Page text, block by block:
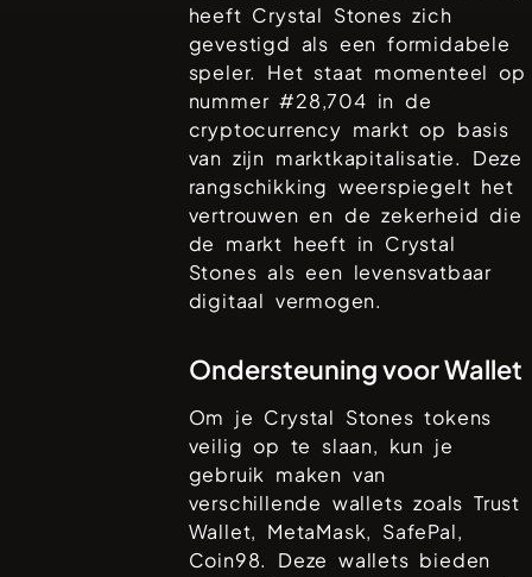
heeft Crystal Stones zich
gevestigd als een formidabele
speler. Het staat momenteel op
nummer #28,704 in de
cryptocurrency markt op basis
van zijn marktkapitalisatie. Deze
rangschikking weerspiegelt het
vertrouwen en de zekerheid die
de markt heeft in Crystal
Stones als een levensvatbaar
digitaal vermogen.
Ondersteuning voor Wallet
Om je Crystal Stones tokens
veilig op te slaan, kun je
gebruik maken van
verschillende wallets zoalsTrust
Wallet, MetaMask, SafePal,
Coin98. Deze wallets bieden